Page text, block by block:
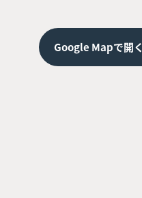
Google Mapで開く